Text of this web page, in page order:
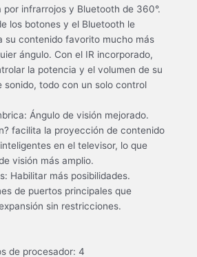
por infrarrojos y Bluetooth de 360°.
los botones y el Bluetooth le
su contenido favorito mucho más
ángulo. Con el IR incorporado,
la potencia y el volumen de su
sonido, todo con un solo control
Ángulo de visión mejorado.
facilita la proyección de contenido
en el televisor, lo que
visión más amplio.
Habilitar más posibilidades.
de puertos principales que
sin restricciones.
de procesador: 4